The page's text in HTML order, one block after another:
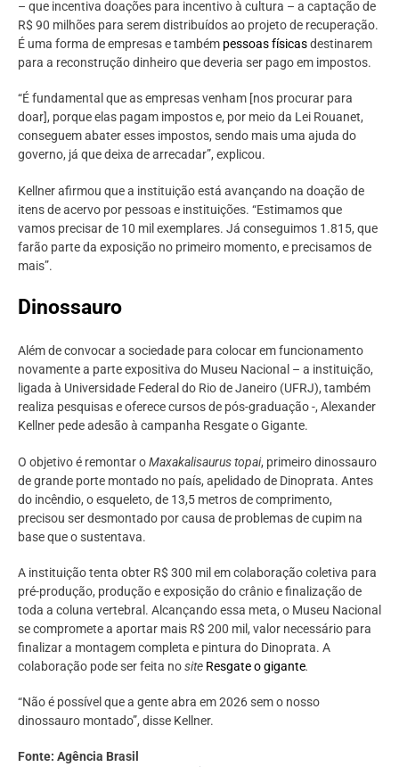
– que incentiva doações para incentivo à cultura – a captação de
R$ 90 milhões para serem distribuídos ao projeto de recuperação.
É uma forma de empresas e também pessoas físicasdestinarem
para a reconstrução dinheiro que deveria ser pago em impostos.
“É fundamental que as empresas venham [nos procurar para
doar], porque elas pagam impostos e, por meio da Lei Rouanet,
conseguem abater esses impostos, sendo mais uma ajuda do
governo, já que deixa de arrecadar”, explicou.
Kellner afirmou que a instituição está avançando na doação de
itens de acervo por pessoas e instituições. “Estimamos que
vamos precisar de 10 mil exemplares. Já conseguimos 1.815, que
farão parte da exposição no primeiro momento, e precisamos de
mais”.
Dinossauro
Além de convocar a sociedade para colocar em funcionamento
novamente a parte expositiva do Museu Nacional – a instituição,
ligada à Universidade Federal do Rio de Janeiro (UFRJ), também
realiza pesquisas e oferece cursos de pós-graduação -, Alexander
Kellner pede adesão à campanha Resgate o Gigante.
O objetivo é remontar oMaxakalisaurus topai, primeiro dinossauro
de grande porte montado no país, apelidado de Dinoprata. Antes
do incêndio, o esqueleto, de 13,5 metros de comprimento,
precisou ser desmontado por causa de problemas de cupim na
base que o sustentava.
A instituição tenta obter R$ 300 mil em colaboração coletiva para
pré-produção, produção e exposição do crânio e finalização de
toda a coluna vertebral. Alcançando essa meta, o Museu Nacional
se compromete a aportar mais R$ 200 mil, valor necessário para
finalizar a montagem completa e pintura do Dinoprata. A
colaboração pode ser feita nosite Resgate o gigante.
“Não é possível que a gente abra em 2026 sem o nosso
dinossauro montado”, disse Kellner.
Fonte: Agência Brasil